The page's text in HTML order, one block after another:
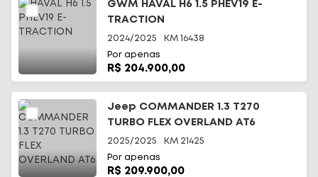
GWM HAVAL H6 1.5 PHEV19 E-
TRACTION
2024/2025 KM 16438
Por apenas
R$ 204.900,00
Jeep COMMANDER 1.3 T270
TURBO FLEX OVERLAND AT6
2025/2025 KM 21425
Por apenas
R$ 209.900,00